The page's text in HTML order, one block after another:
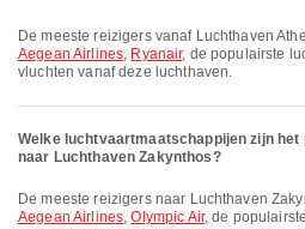
De meeste reizigers vanaf Luchthaven
Aegean Airlines, Ryanair, de populairste
vluchten vanaf deze luchthaven.
Welke luchtvaartmaatschappijen zijn
naar Luchthaven Zakynthos?
De meeste reizigers naar Luchthaven
Aegean Airlines,Olympic Air, de